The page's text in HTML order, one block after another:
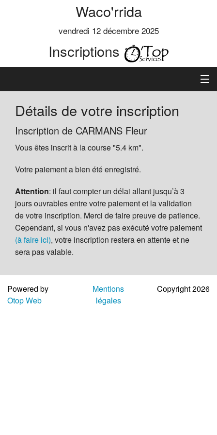
Waco'rrida
vendredi 12 décembre 2025
Inscriptions
Accueil
Informations
Règlement
Inscription
Classements
Aide
Détails de votre inscription
Inscription de CARMANS Fleur
Vous êtes inscrit à la course "5.4 km".
Votre paiement a bien été enregistré.
Attention: il faut compter un délai allant jusqu’à 3
jours ouvrables entre votre paiement et la validation
de votre inscription. Merci de faire preuve de patience.
Cependant, si vous n'avez pas exécuté votre paiement
(à faire ici), votre inscription restera en attente et ne
sera pas valable.
Powered by
Otop Web
Mentions
légales
Copyright 2026